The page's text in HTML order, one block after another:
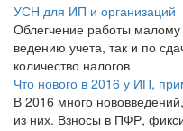
УСН для ИП и организаций
Облегчение работы
ведению учета, так и по
количество налогов
Что нового в 2016 у ИП,
В 2016 много
из них. Взносы в ПФР,